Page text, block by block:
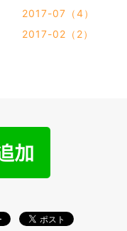
2017-07（4）
2017-02（2）